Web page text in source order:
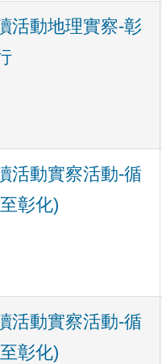
活動地理實察-彰
活動實察活動-循
彰化)
活動實察活動-循
彰化)